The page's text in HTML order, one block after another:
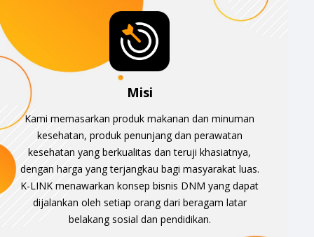
Misi
Kami memasarkan produk makanan dan minuman
kesehatan, produk penunjang dan perawatan
kesehatan yang berkualitas dan teruji khasiatnya,
dengan harga yang terjangkau bagi masyarakat luas.
K-LINK menawarkan konsep bisnis DNM yang dapat
dijalankan oleh setiap orang dari beragam latar
belakang sosial dan pendidikan.